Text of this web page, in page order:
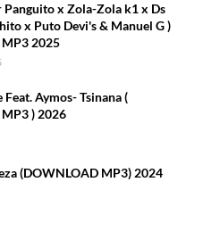
x Zola-Zola k1 x Ds
x Puto Devi's & Manuel G )
2025
Feat. Aymos- Tsinana (
) 2026
(DOWNLOAD MP3) 2024